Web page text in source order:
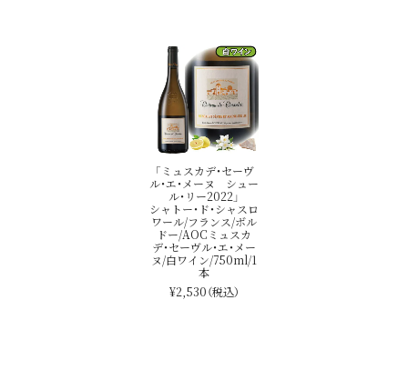
「ミュスカデ・セーヴ
ル・エ・メーヌ シュー
ル・リー2022」
シャトー・ド・シャスロ
ワール/フランス/ボル
ドー/AOCミュスカ
デ・セーヴル・エ・メー
ヌ/白ワイン/750ml/1
本
¥2,530（税込）